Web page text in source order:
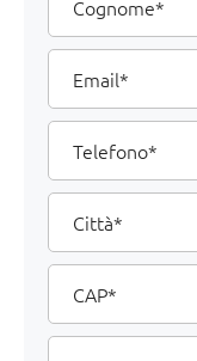
Email
Telefono
Città
CAP
Commenti